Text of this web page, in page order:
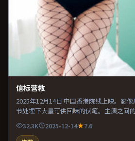
信标营救
2025年12月14日 中国香港院线上映。影
节处埋下大量可供回味的伏笔。主演之间
手戏张力贯穿全片。适合喜欢现实主义题
足。
32.3K 2025-12-14
7.6